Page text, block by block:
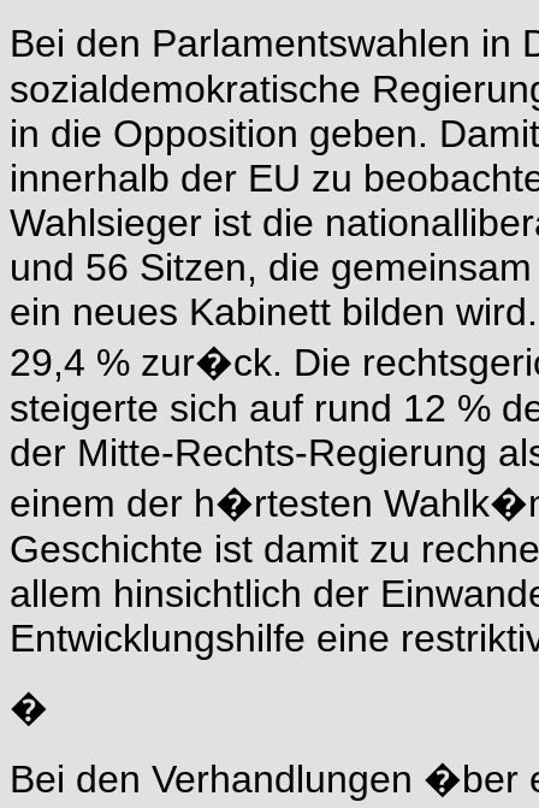
Bei den Parlamentswahlen
sozialdemokratische
in die Opposition geben.
innerhalb der EU zu
Wahlsieger ist die
und 56 Sitzen, die
ein neues Kabinett bilden
29,4 % zur�ck. Die
steigerte sich auf rund 12 %
der Mitte-Rechts-Regierung
einem der h�rtesten
Geschichte ist damit zu
allem hinsichtlich der
Entwicklungshilfe eine
�
Bei den Verhandlungen �ber